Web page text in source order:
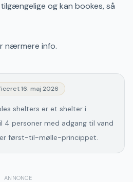
og kan bookes, så
nærmere info.
16. maj 2026
shelters er et shelter i
4 personer med adgang til vand
først-til-mølle-princippet.
ANNONCE